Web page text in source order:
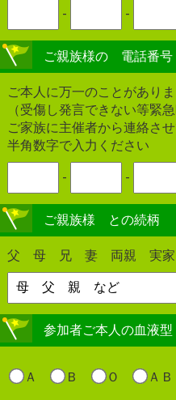
- -
ご親族様の 電話番
ご本人に万一のことがあり
（受傷し発言できない等緊急
ご家族に主催者から連絡さ
半角数字で入力ください
- -
ご親族様 との続柄
父 母 兄 妻 両親 実
参加者ご本人の血液型
Ａ Ｂ Ｏ ＡＢ